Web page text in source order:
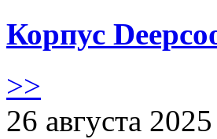
Корпус
>>
26 августа